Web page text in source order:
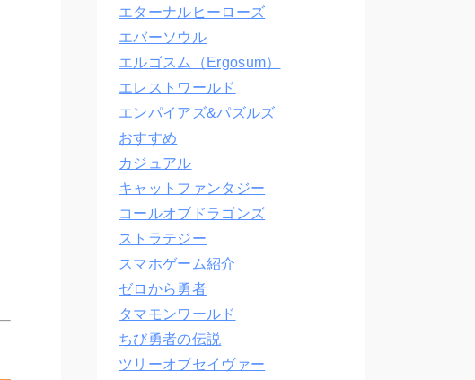
エターナルヒーローズ
エバーソウル
エルゴスム（Ergosum）
エレストワールド
エンパイアズ&パズルズ
おすすめ
カジュアル
キャットファンタジー
コールオブドラゴンズ
ストラテジー
スマホゲーム紹介
ゼロから勇者
タマモンワールド
ちび勇者の伝説
ツリーオブセイヴァー